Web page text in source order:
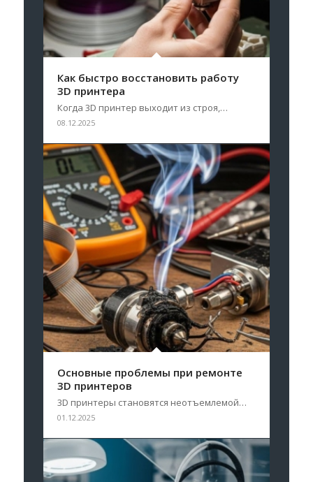
Как быстро восстановить работу
3D принтера
Когда 3D принтер выходит из строя,…
08.12.2025
Основные проблемы при ремонте
3D принтеров
3D принтеры становятся неотъемлемой…
01.12.2025